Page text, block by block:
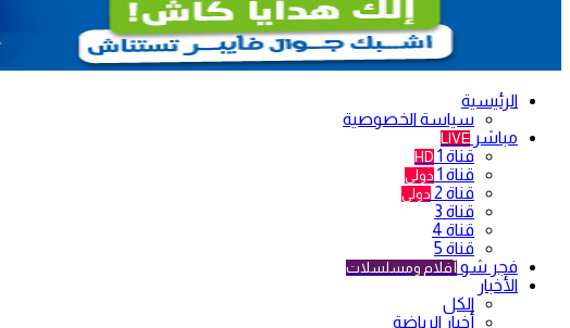
الرئيسية
سياسة الخصوصية
مباشر LIVE
قناة 1 HD
قناة 1 دولي
قناة 2 دولي
قناة 3
قناة 4
قناة 5
فجر شو أفلام ومسلسلات
الأخبار
الكل
أخبار الرياضة